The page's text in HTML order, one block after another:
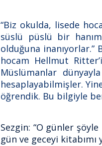
“Biz okulda, lisede
süslü püslü bir
olduğuna
hocam Hellmut
Müslümanlar
hesaplayabilmişler.
öğrendik. Bu bilgiyle
Sezgin: “O günler
gün ve geceyi